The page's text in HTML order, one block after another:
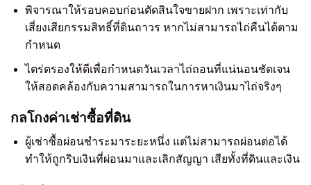
พิจารณาให้รอบคอบก่อนตัดสินใจขายฝาก เพราะเท่ากับ
เสี่ยงเสียกรรมสิทธิ์ที่ดินถาวร หากไม่สามารถไถ่คืนได้ตาม
กำหนด
ไตร่ตรองให้ดีเพื่อกำหนดวันเวลาไถ่ถอนที่แน่นอนชัดเจน
ให้สอดคล้องกับความสามารถในการหาเงินมาไถ่จริงๆ
กลโกงค่าเช่าซื้อที่ดิน
ผู้เช่าซื้อผ่อนชำระมาระยะหนึ่ง แต่ไม่สามารถผ่อนต่อได้
ทำให้ถูกริบเงินที่ผ่อนมาและเลิกสัญญา เสียทั้งที่ดินและเงิน